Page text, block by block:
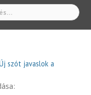
szót javaslok a